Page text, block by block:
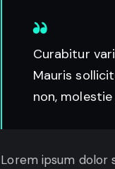
Curabitur
Mauris
non, molestie
Lorem ipsum dolor